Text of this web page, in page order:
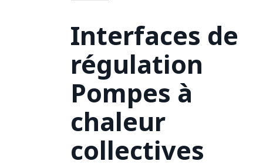
Interfaces de
régulation
Pompes à
chaleur
collectives